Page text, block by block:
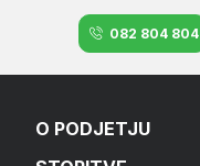
082 804 804
O PODJETJU